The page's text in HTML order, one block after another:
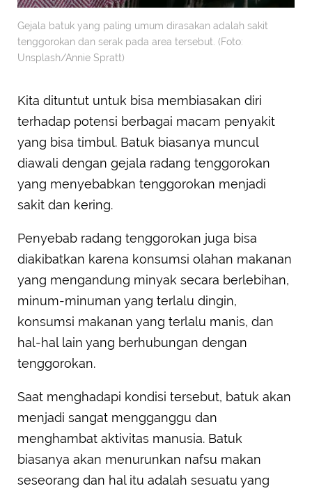
Gejala batuk yang paling umum dirasakan adalah sakit
tenggorokan dan serak pada area tersebut. (Foto:
Unsplash/Annie Spratt)
Kita dituntut untuk bisa membiasakan diri
terhadap potensi berbagai macam penyakit
yang bisa timbul. Batuk biasanya muncul
diawali dengan gejala radang tenggorokan
yang menyebabkan tenggorokan menjadi
sakit dan kering.
Penyebab radang tenggorokan juga bisa
diakibatkan karena konsumsi olahan makanan
yang mengandung minyak secara berlebihan,
minum-minuman yang terlalu dingin,
konsumsi makanan yang terlalu manis, dan
hal-hal lain yang berhubungan dengan
tenggorokan.
Saat menghadapi kondisi tersebut, batuk akan
menjadi sangat mengganggu dan
menghambat aktivitas manusia. Batuk
biasanya akan menurunkan nafsu makan
seseorang dan hal itu adalah sesuatu yang